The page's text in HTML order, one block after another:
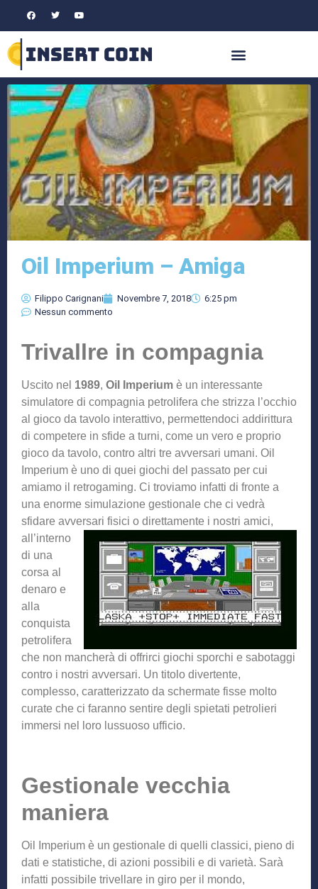
Oil Imperium – Amiga
Filippo Carignani Novembre 7, 2018
6:25 pm
Nessun commento
Trivallre in compagnia
Uscito nel 1989, Oil Imperium è un interessante
simulatore di compagnia petrolifera che strizza l’occhio
al gioco da tavolo interattivo, permettendoci addirittura
di competere in sfide a turni, come un vero e proprio
gioco da tavolo, contro altri tre avversari umani. Oil
Imperium è uno di quei giochi del passato per cui
amiamo il retrogaming. Ci troviamo infatti di fronte a
una enorme simulazione gestionale che ci vedrà
sfidare avversari fisici o direttamente i nostri amici,
all’interno
di una
corsa al
denaro e
alla
conquista
petrolifera
che non mancherà di offrirci giochi sporchi e sabotaggi
contro i nostri avversari. Un titolo divertente,
complesso, caratterizzato da schermate fisse molto
curate che ci faranno sentire degli spietati petrolieri
immersi nel loro lussuoso ufficio.
Gestionale vecchia
maniera
Oil Imperium è un gestionale di quelli classici, pieno di
dati e statistiche, di azioni possibili e di varietà. Sarà
infatti possibile trivellare in giro per il mondo,